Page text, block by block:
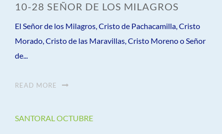
10-28 SEÑOR DE LOS MILAGROS
El Señor de los Milagros, Cristo de Pachacamilla, Cristo
Morado, Cristo de las Maravillas, Cristo Moreno o Señor
de...
READ MORE
SANTORAL OCTUBRE